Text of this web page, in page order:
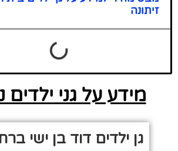
זיתונה
מידע על גני ילדים
גן ילדים דוד בן ישי